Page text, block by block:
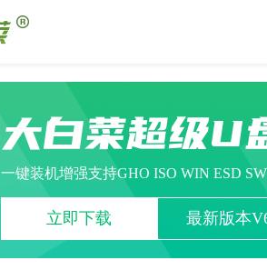
大白菜超级U
一键装机增强支持GHO ISO WIN ESD
立即下载 最新版本